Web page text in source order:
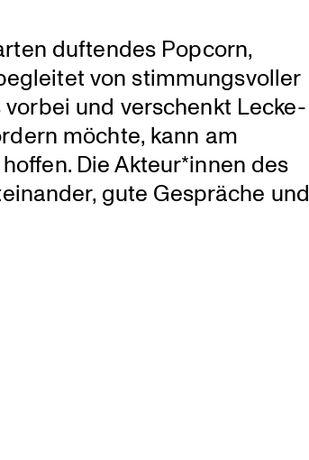
duftendes Popcorn,
von stimmungs­voller
vorbei und verschenkt Lecke­
möchte, kann am
Die Akteur*innen des
gute Gespräche und